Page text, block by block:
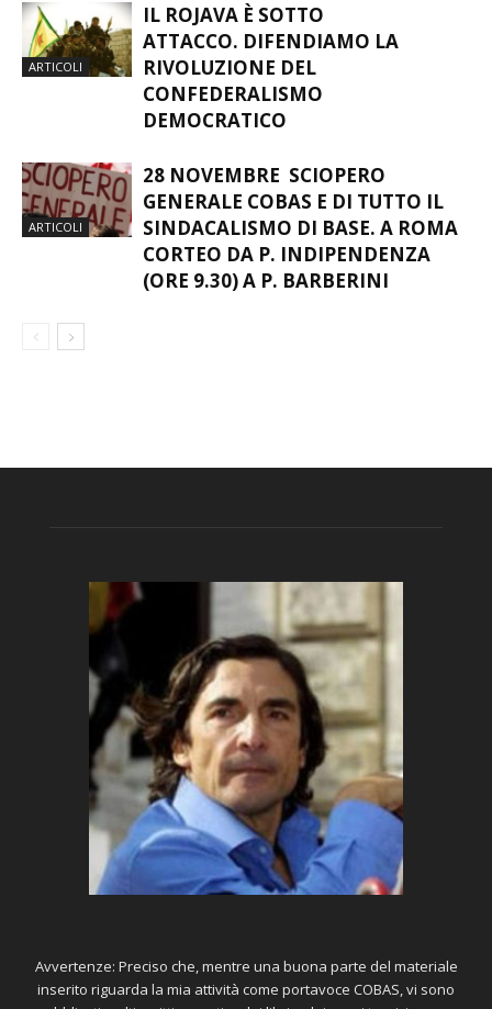
ARTICOLI
IL ROJAVA È SOTTO
ATTACCO. DIFENDIAMO LA
RIVOLUZIONE DEL
CONFEDERALISMO
DEMOCRATICO
ARTICOLI
28 NOVEMBRE SCIOPERO
GENERALE COBAS E DI TUTTO IL
SINDACALISMO DI BASE. A ROMA
CORTEO DA P. INDIPENDENZA
(ORE 9.30) A P. BARBERINI
Avvertenze: Preciso che, mentre una buona parte del materiale
inserito riguarda la mia attività come portavoce COBAS, vi sono